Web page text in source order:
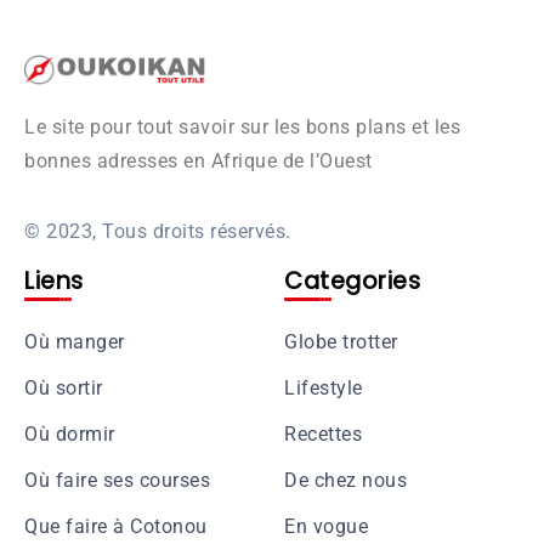
Le site pour tout savoir sur les bons plans et les
bonnes adresses en Afrique de l’Ouest
© 2023, Tous droits réservés.
Liens
Où manger
Où sortir
Où dormir
Où faire ses courses
Que faire à Cotonou
Categories
Globe trotter
Lifestyle
Recettes
De chez nous
En vogue